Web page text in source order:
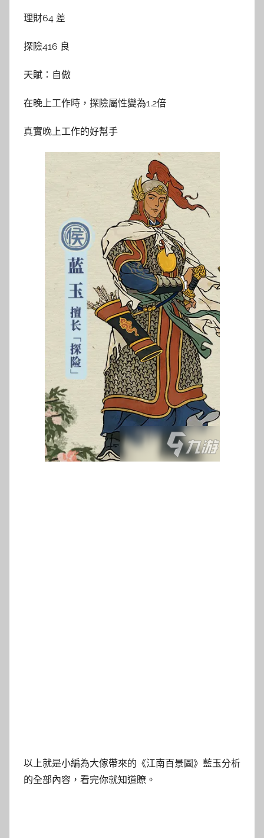
理財64 差
探險416 良
天賦：自傲
在晚上工作時，探險屬性變為1.2倍
真實晚上工作的好幫手
以上就是小編為大傢帶來的《江南百景圖》藍玉分析
的全部內容，看完你就知道瞭。